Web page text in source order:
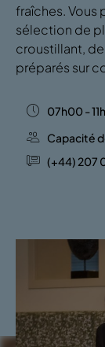
fraîches. Vous
sélection de
croustillant,
préparés sur
07h00 -
Capacité
(+44) 207